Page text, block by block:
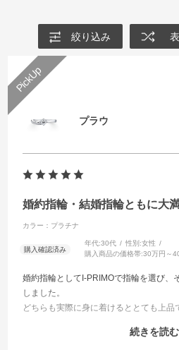
◆V字…手の甲に向かってV字形
ザインです。V字が縦のラインを
細く長く見せたい方におすすめで
でお好きなデザインをお選びくだ
V字の婚約指輪一覧
絞り込み
プラウ
婚約指輪・結婚指輪ともに大
カラー：プラチナ
年代:30代 性別:女性
購入商品の価格帯:30万円～
婚約指輪としてI-PRIMOで指輪を選び、
しました。
どちらも実際に身に着けるととても上品
デザインはシンプルながらも存在感があ
続きを読む